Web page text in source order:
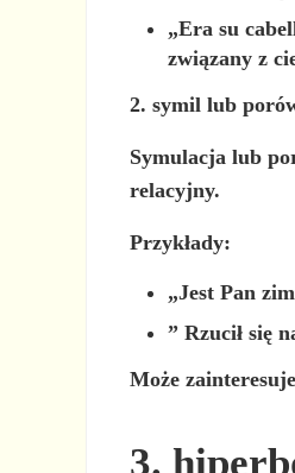
„Era su
związany z
2. symil lub
Symulacja lub
relacyjny.
Przykłady:
„Jest Pan
” Rzucił się
Może
3.